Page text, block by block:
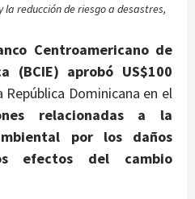
reducción de riesgo a desastres,
Centroamericano de
(BCIE) aprobó US$100
República Dominicana en el
relacionadas a la
por los daños
efectos del cambio